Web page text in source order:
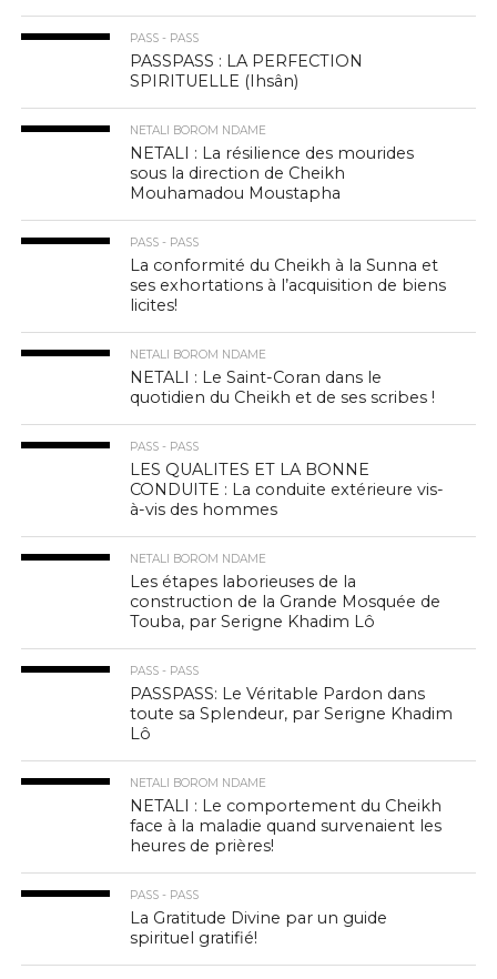
PASS - PASS
PASSPASS : LA PERFECTION
SPIRITUELLE (Ihsân)
NETALI BOROM NDAME
NETALI : La résilience des mourides
sous la direction de Cheikh
Mouhamadou Moustapha
PASS - PASS
La conformité du Cheikh à la Sunna et
ses exhortations à l’acquisition de biens
licites!
NETALI BOROM NDAME
NETALI : Le Saint-Coran dans le
quotidien du Cheikh et de ses scribes !
PASS - PASS
LES QUALITES ET LA BONNE
CONDUITE : La conduite extérieure vis-
à-vis des hommes
NETALI BOROM NDAME
Les étapes laborieuses de la
construction de la Grande Mosquée de
Touba, par Serigne Khadim Lô
PASS - PASS
PASSPASS: Le Véritable Pardon dans
toute sa Splendeur, par Serigne Khadim
Lô
NETALI BOROM NDAME
NETALI : Le comportement du Cheikh
face à la maladie quand survenaient les
heures de prières!
PASS - PASS
La Gratitude Divine par un guide
spirituel gratifié!